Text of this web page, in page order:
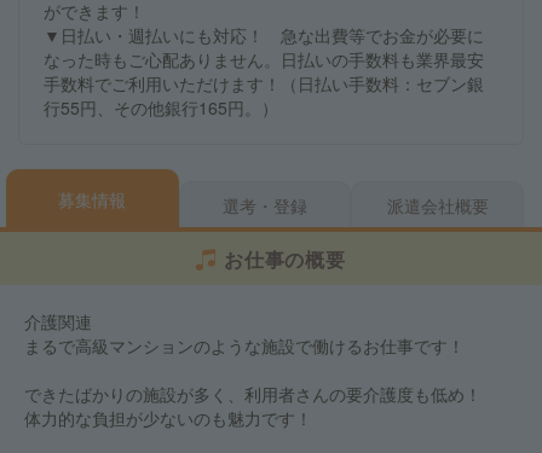
ができます！
▼日払い・週払いにも対応！ 急な出費等でお金が必要に
なった時もご心配ありません。日払いの手数料も業界最安
手数料でご利用いただけます！（日払い手数料：セブン銀
行55円、その他銀行165円。）
募集情報 選考・登録 派遣会社概要
お仕事の概要
介護関連
まるで高級マンションのような施設で働けるお仕事です！
できたばかりの施設が多く、利用者さんの要介護度も低め！
体力的な負担が少ないのも魅力です！